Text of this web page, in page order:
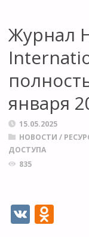
Журнал
января
15.05.2025
НОВОСТИ /
ДОСТУПА
835
V O